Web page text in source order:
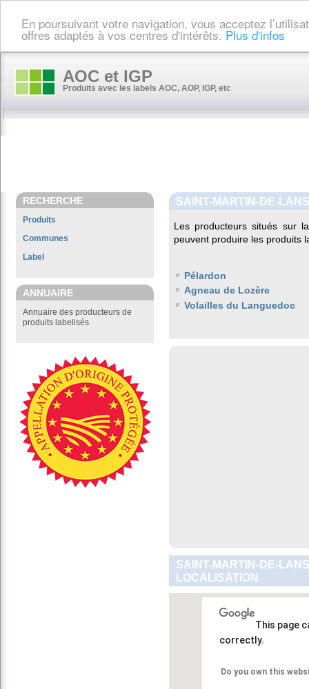
En poursuivant votre navigation, vous acceptez
offres adaptés à vos centres d'intérêts. Plus d'infos
AOC et IGP
Produits avec les labels AOC, AOP, IGP, etc
RECHERCHE
Produits
Communes
Label
ANNUAIRE
Annuaire des producteurs de
produits labelisés
SAINT-MARTIN-DE-
Les producteurs situés sur
peuvent produire les produits
Pélardon
Agneau de Lozère
Volailles du Languedoc
SAINT-MARTIN-DE-
LOCALISATION
This page
correctly.
Do you own this